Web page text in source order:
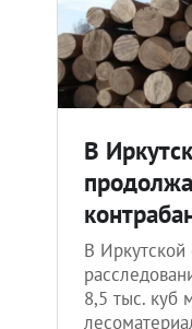
В
В
8,5 тыс. куб